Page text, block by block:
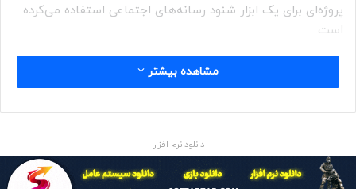
پروژه‌ای برای یک ابزار شنود رسانه‌های اجتماعی استفاده می‌کرده
است.
این شرکت می‌گوید که ظاهراً این کار برای یک مشتری دولتی انجام
شده است. این ابزار یک «کاوشگر» بوده که می‌توانسته سایت‌های
رسانه‌های اجتماعی مانند ایکس، فیس‌بوک، اینستاگرام، ردیت،
که توسط اپراتور تعریف شده است، دستکاری کند. البته این
شرکت اعلام کرد که نمی‌تواند به طور مستقل تأیید کند که آیا این
مشاهده بیشتر
دانلود نرم افزار